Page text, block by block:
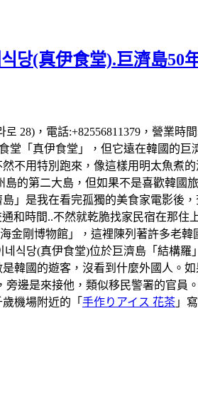
당(真伊食堂).巨濟島
28)，電話:+82556811379，營業
堂「真伊食堂」，但它遠在韓國的
不用特別跑來，像這樣用明太魚煮
的第二大島，但如果不是喜歡韓國
」是我在看完孤獨的美食家電影後
時間..不然就乾脆找家民宿在那住
剛博物館」，這裡陳列著許多老
식당(真伊食堂)位於巨濟島「結構
韓國的遊客，沒看到什麼外國人。
邊是來接他，類似移民警署的官員
機場附近的「 手作りアイス 花茶 」